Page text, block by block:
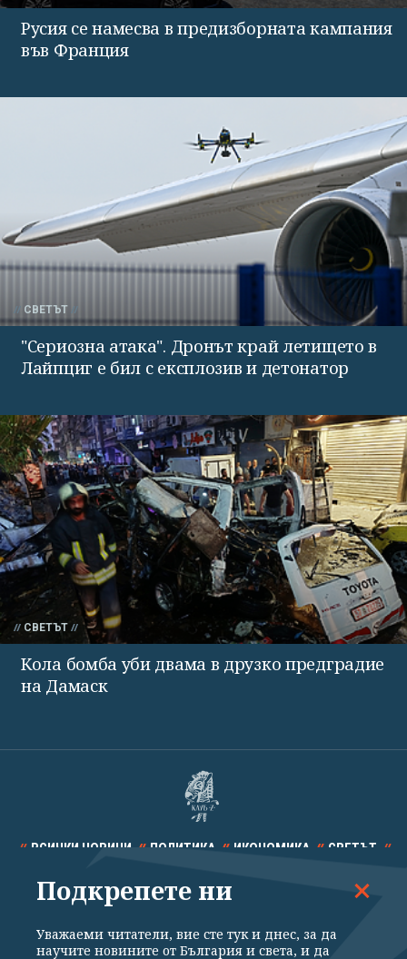
Русия се намесва в предизборната кампания
във Франция
СВЕТЪТ
"Сериозна атака". Дронът край летището в
Лайпциг е бил с експлозив и детонатор
СВЕТЪТ
Кола бомба уби двама в друзко предградие
на Дамаск
ВСИЧКИ НОВИНИ ПОЛИТИКА ИКОНОМИКА СВЕТЪТ
СПОРТ КУЛТУРА ТЕХНОЛОГИИ КАЛЕЙДОСКОП
Подкрепете ни
Уважаеми читатели, вие сте тук и днес, за да
научите новините от България и света, и да